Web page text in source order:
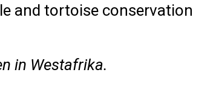
and tortoise conservation
in Westafrika.